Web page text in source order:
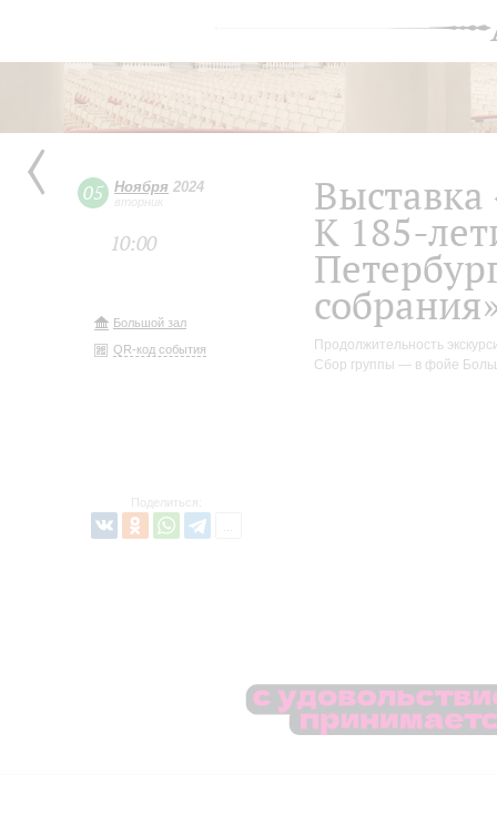
05 Ноября 2024
вторник
10:00
Большой зал
QR-код события
Поделиться:
К 185-
Продолжительность
Сбор группы — в фойе